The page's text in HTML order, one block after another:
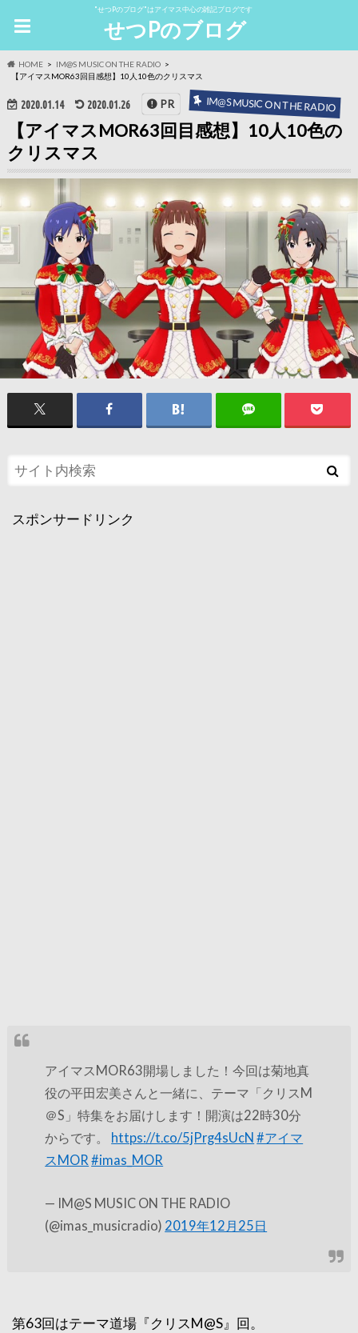
"せつPのブログ"はアイマス中心の雑記ブログです
せつPのブログ
HOME
IM@S MUSIC ON THE RADIO
【アイマスMOR63回目感想】10人10色のクリスマス
2020.01.14 2020.01.26 IM@S MUSIC ON THE RADIO
PR
【アイマスMOR63回目感想】10人10色の
クリスマス
スポンサードリンク
アイマスMOR63開場しました！今回は菊地真
役の平田宏美さんと一緒に、テーマ「クリスM
＠S」特集をお届けします！開演は22時30分
からです。 https://t.co/5jPrg4sUcN #アイマ
スMOR #imas_MOR
— IM@S MUSIC ON THE RADIO
(@imas_musicradio) 2019年12月25日
第63回はテーマ道場『クリスM@S』回。